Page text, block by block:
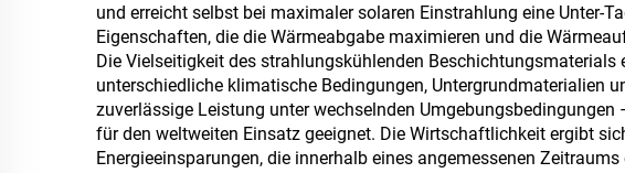
und erreicht selbst bei maximaler solaren Einstrahlung eine Unter-
Eigenschaften, die die Wärmeabgabe maximieren und die
Die Vielseitigkeit des strahlungskühlenden
unterschiedliche klimatische Bedingungen, Untergrundmaterialien
zuverlässige Leistung unter wechselnden
für den weltweiten Einsatz geeignet. Die Wirtschaftlichkeit ergibt
Energieeinsparungen, die innerhalb eines angemessenen